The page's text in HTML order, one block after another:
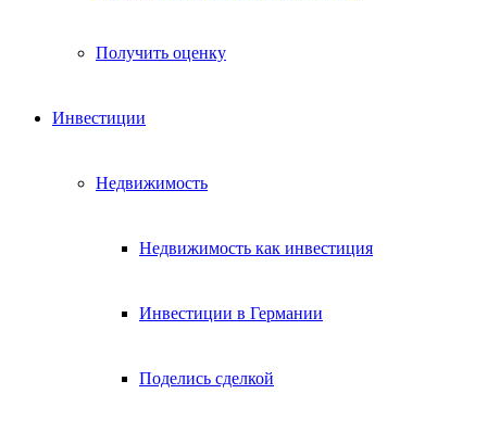
Получить оценку
Инвестиции
Недвижимость
Недвижимость как инвестиция
Инвестиции в Германии
Поделись сделкой